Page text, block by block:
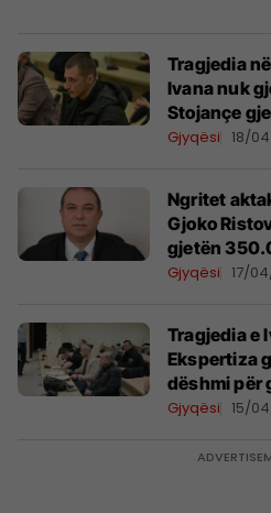
Tragjedia
Ivana nuk
Stojançe
Gjyqësi 18/
Ngritet
Gjoko
gjetën
Gjyqësi 17/
Tragjedia e
Ekspertiza
dëshmi për
viktimës
Gjyqësi 15/